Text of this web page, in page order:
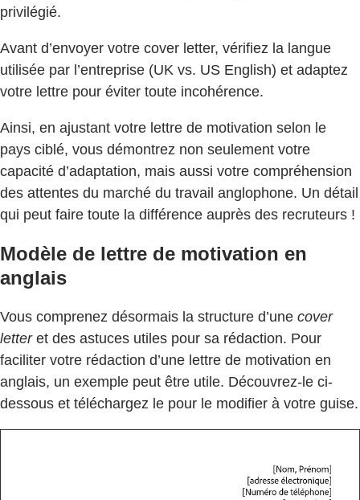
privilégié.
Avant d’envoyer votre cover letter, vérifiez la langue
utilisée par l’entreprise (UK vs. US English) et adaptez
votre lettre pour éviter toute incohérence.
Ainsi, en ajustant votre lettre de motivation selon le
pays ciblé, vous démontrez non seulement votre
capacité d’adaptation, mais aussi votre compréhension
des attentes du marché du travail anglophone. Un détail
qui peut faire toute la différence auprès des recruteurs !
Modèle de lettre de motivation en
anglais
Vous comprenez désormais la structure d’une cover
letteret des astuces utiles pour sa rédaction. Pour
faciliter votre rédaction d’une lettre de motivation en
anglais, un exemple peut être utile. Découvrez-le ci-
dessous et téléchargez le pour le modifier à votre guise.